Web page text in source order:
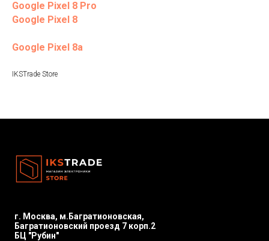
Google Pixel 8 Pro
Google Pixel 8
Google Pixel 8a
IKSTrade Store
г. Москва, м.Багратионовская,
Багратионовский проезд 7 корп.2
БЦ "Рубин"